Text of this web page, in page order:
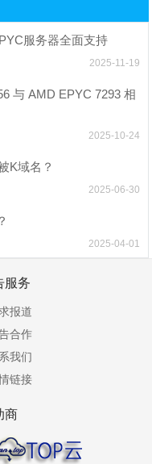
服务器全面支持
2025-11-19
与 AMD EPYC 7293 相
2025-10-24
K域名？
2025-06-30
2025-04-01
服务
报道
合作
我们
链接
商